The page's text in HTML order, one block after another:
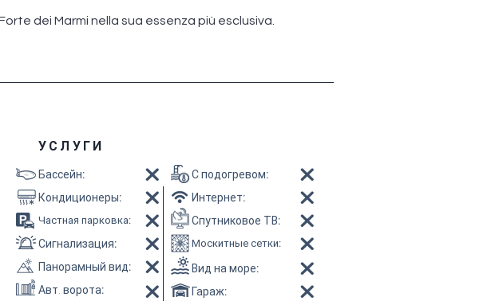
dei Marmi nella sua essenza più esclusiva.
УСЛУГИ
Бассейн:
Кондиционеры:
Частная парковка:
Сигнализация:
Панорамный вид:
Авт. ворота:
С подогревом:
Интернет:
Спутниковое ТВ:
Москитные сетки:
Вид на море:
Гараж: